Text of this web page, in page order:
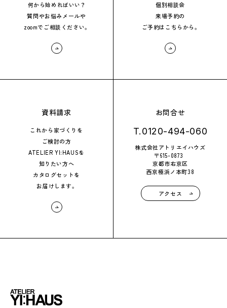
何から始めればいい？
質問やお悩みメールや
zoomでご相談ください。
個別相談会
来場予約の
ご予約はこちらから。
資料請求
これから家づくりを
ご検討の方
ATELIER YI:HAUSを
知りたい方へ
カタログセットを
お届けします。
お問合せ
T.0120-494-060
株式会社アトリエイハウズ
〒615-0873
京都市右京区
西京極浜ノ本町38
アクセス